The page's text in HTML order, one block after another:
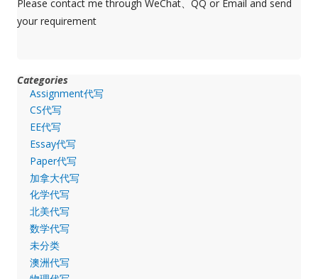
Please contact me through WeChat、QQ or Email and send
your requirement
Categories
Assignment代写
CS代写
EE代写
Essay代写
Paper代写
加拿大代写
化学代写
北美代写
数学代写
未分类
澳洲代写